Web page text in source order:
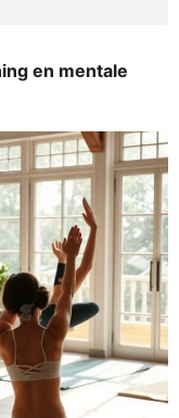
en mentale